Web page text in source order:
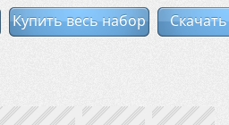
Купить весь набор